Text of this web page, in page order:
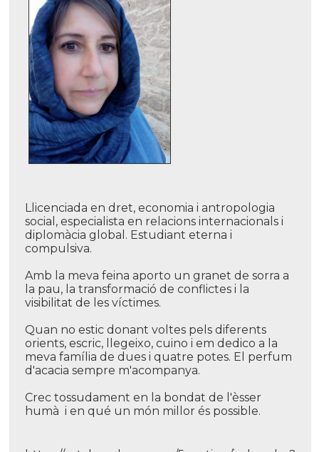
Llicenciada en dret, economia i antropologia
social, especialista en relacions internacionals i
diplomàcia global. Estudiant eterna i
compulsiva.
Amb la meva feina aporto un granet de sorra a
la pau, la transformació de conflictes i la
visibilitat de les ví­ctimes.
Quan no estic donant voltes pels diferents
orients, escric, llegeixo, cuino i em dedico a la
meva famí­lia de dues i quatre potes. El perfum
d'acacia sempre m'acompanya.
Crec tossudament en la bondat de l'èsser
humà i en qué un món millor és possible.